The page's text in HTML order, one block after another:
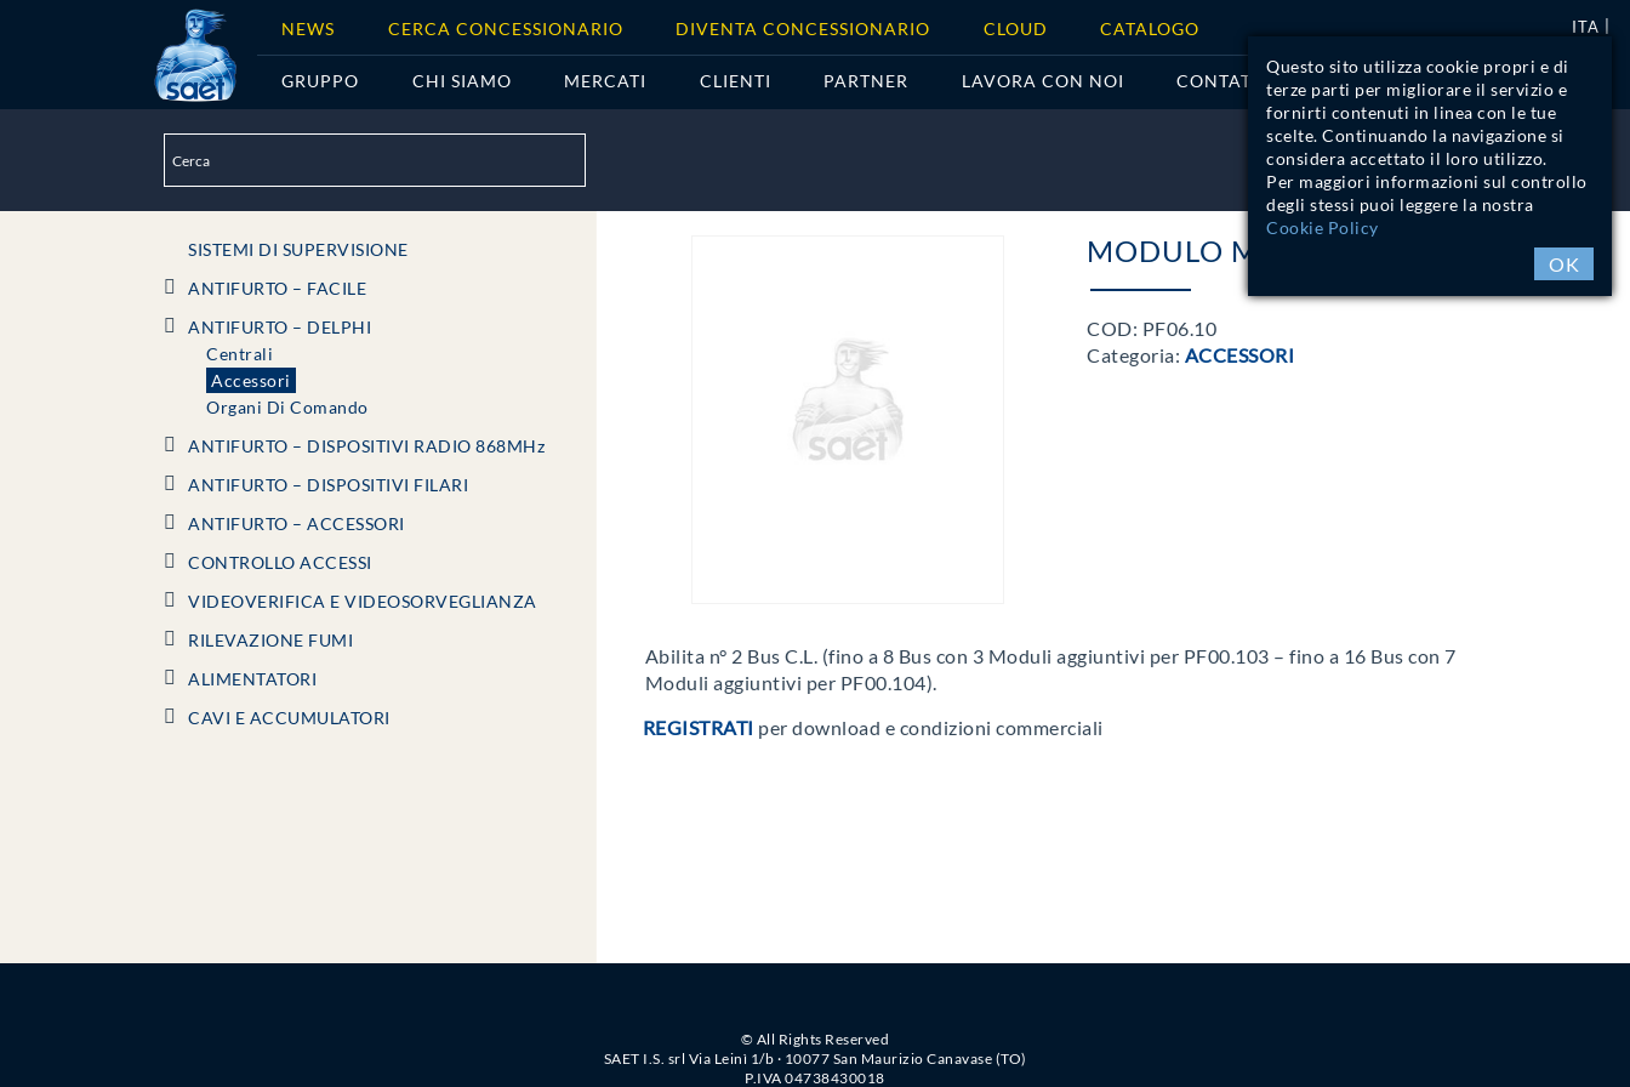
Questo sito utilizza cookie propri e di
terze parti per migliorare il servizio e
fornirti contenuti in linea con le tue
scelte. Continuando la navigazione si
considera accettato il loro utilizzo.
Per maggiori informazioni sul controllo
degli stessi puoi leggere la nostra
Cookie Policy
OK
ITA
NEWS CERCA CONCESSIONARIO DIVENTA CONCESSIONARIO CLOUD CATALOGO
GRUPPO CHI SIAMO MERCATI CLIENTI PARTNER LAVORA CON NOI CONTATTI
LOGIN
SISTEMI DI SUPERVISIONE
ANTIFURTO – FACILE
ANTIFURTO – DELPHI
Centrali
Accessori
Organi Di Comando
ANTIFURTO – DISPOSITIVI RADIO 868MHz
ANTIFURTO – DISPOSITIVI FILARI
ANTIFURTO – ACCESSORI
CONTROLLO ACCESSI
VIDEOVERIFICA E VIDEOSORVEGLIANZA
RILEVAZIONE FUMI
ALIMENTATORI
CAVI E ACCUMULATORI
MODULO MASTER 0
COD: PF06.10
Categoria: ACCESSORI
Abilita n° 2 Bus C.L. (fino a 8 Bus con 3 Moduli aggiuntivi per PF00.103 – fino a 16 Bus con 7
Moduli aggiuntivi per PF00.104).
REGISTRATI per download e condizioni commerciali
© All Rights Reserved
SAET I.S. srl Via Leinì 1/b · 10077 San Maurizio Canavase (TO)
P.IVA 04738430018